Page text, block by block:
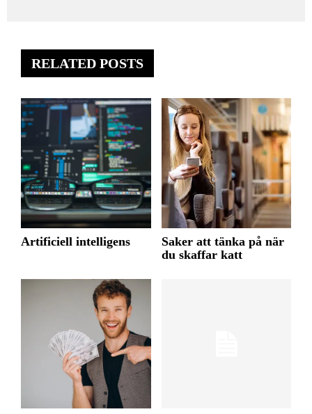
RELATED POSTS
Artificiell intelligens
Saker att tänka på när
du skaffar katt